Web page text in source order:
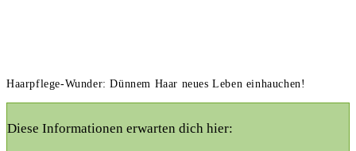
Haarpflege-Wunder: Dünnem Haar neues Leben einhauchen!
Diese Informationen erwarten dich hier: